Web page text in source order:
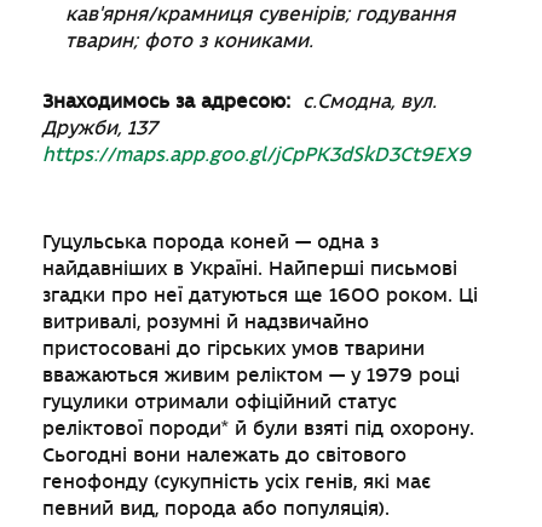
кав'ярня/крамниця сувенірів; годування
тварин; фото з кониками.
Знаходимось за адресою:
с.Смодна, вул.
Дружби, 137
https://maps.app.goo.gl/jCpPK3dSkD3Ct9EX9
Гуцульська порода коней — одна з
найдавніших в Україні. Найперші письмові
згадки про неї датуються ще 1600 роком. Ці
витривалі, розумні й надзвичайно
пристосовані до гірських умов тварини
вважаються живим реліктом — у 1979 році
гуцулики отримали офіційний статус
реліктової породи* й були взяті під охорону.
Сьогодні вони належать до світового
генофонду (сукупність усіх генів, які має
певний вид, порода або популяція).